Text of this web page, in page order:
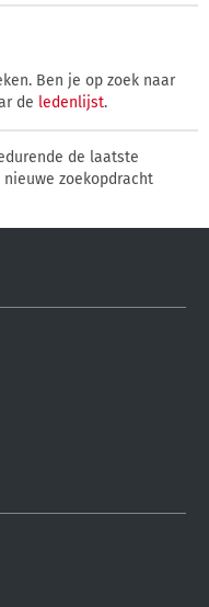
Ben je op zoek naar
de ledenlijst.
de laatste
zoekopdracht